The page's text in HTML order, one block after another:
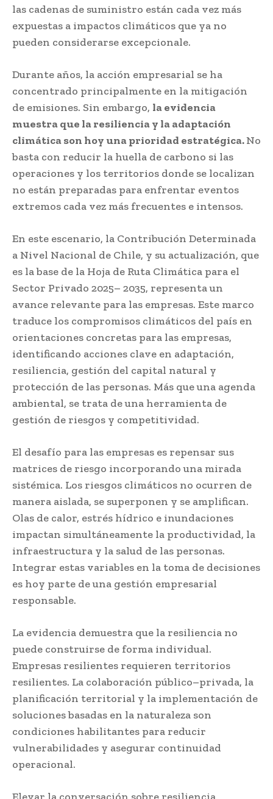
las cadenas de suministro están cada vez más
expuestas a impactos climáticos que ya no
pueden considerarse excepcionale.
Durante años, la acción empresarial se ha
concentrado principalmente en la mitigación
de emisiones. Sin embargo, la evidencia
muestra que la resiliencia y la adaptación
climática son hoy una prioridad estratégica.No
basta con reducir la huella de carbono si las
operaciones y los territorios donde se localizan
no están preparadas para enfrentar eventos
extremos cada vez más frecuentes e intensos.
En este escenario, la Contribución Determinada
a Nivel Nacional de Chile, y su actualización, que
es la base de la Hoja de Ruta Climática para el
Sector Privado 2025– 2035, representa un
avance relevante para las empresas. Este marco
traduce los compromisos climáticos del país en
orientaciones concretas para las empresas,
identificando acciones clave en adaptación,
resiliencia, gestión del capital natural y
protección de las personas. Más que una agenda
ambiental, se trata de una herramienta de
gestión de riesgos y competitividad.
El desafío para las empresas es repensar sus
matrices de riesgo incorporando una mirada
sistémica. Los riesgos climáticos no ocurren de
manera aislada, se superponen y se amplifican.
Olas de calor, estrés hídrico e inundaciones
impactan simultáneamente la productividad, la
infraestructura y la salud de las personas.
Integrar estas variables en la toma de decisiones
es hoy parte de una gestión empresarial
responsable.
La evidencia demuestra que la resiliencia no
puede construirse de forma individual.
Empresas resilientes requieren territorios
resilientes. La colaboración público–privada, la
planificación territorial y la implementación de
soluciones basadas en la naturaleza son
condiciones habilitantes para reducir
vulnerabilidades y asegurar continuidad
operacional.